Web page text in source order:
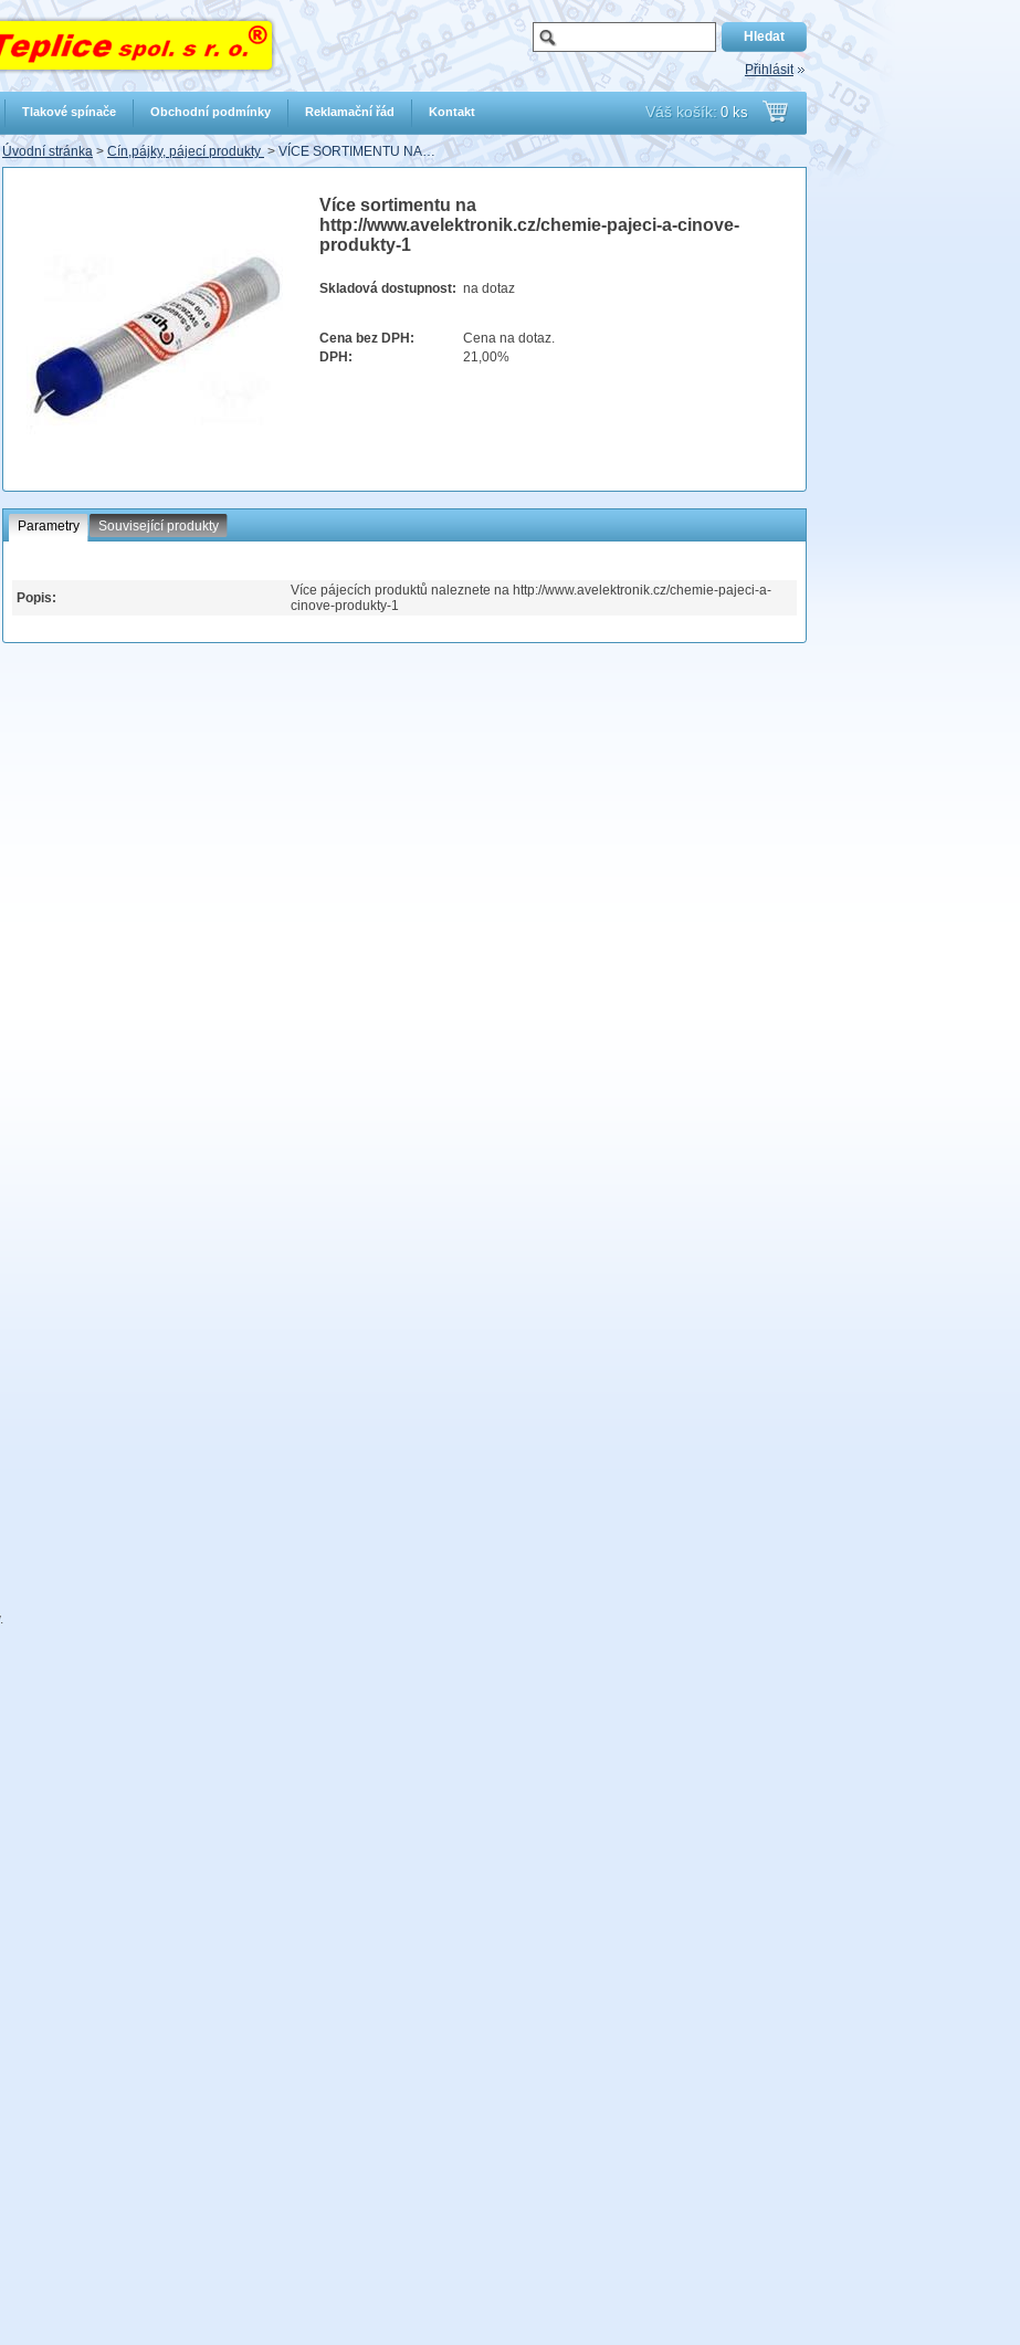
Váš košík: 0 ks
Přihlásit
Úvodní stránka > Cín,pájky, pájecí produkty >VÍCE SORTIMENTU NA…
Více sortimentu na
http://www.avelektronik.cz/chemie-pajeci-a-cinove-
produkty-1
Skladová dostupnost: na dotaz
Cena bez DPH:
Cena na dotaz.
DPH:
21,00%
Parametry Související produkty
Popis:
Více pájecích produktů naleznete na http://www.avelektronik.cz/chemie-pajeci-a-
cinove-produkty-1
Tlakové spínače Obchodní podmínky Reklamační řád Kontakt